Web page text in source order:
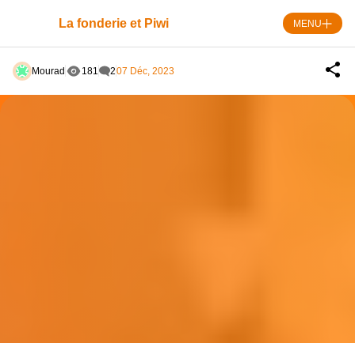
La fonderie et Piwi MENU
Mourad 181 207 Déc, 2023